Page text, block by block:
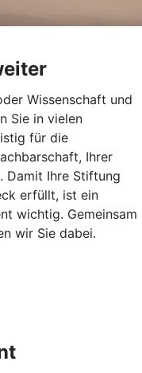
Wissenschaft und
Sie in vielen
für die
Ihrer
Damit Ihre Stiftung
erfüllt, ist ein
wichtig. Gemeinsam
wir Sie dabei.